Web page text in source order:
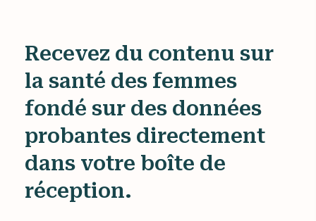
Recevez du contenu sur
la santé des femmes
fondé sur des données
probantes directement
dans votre boîte de
réception.